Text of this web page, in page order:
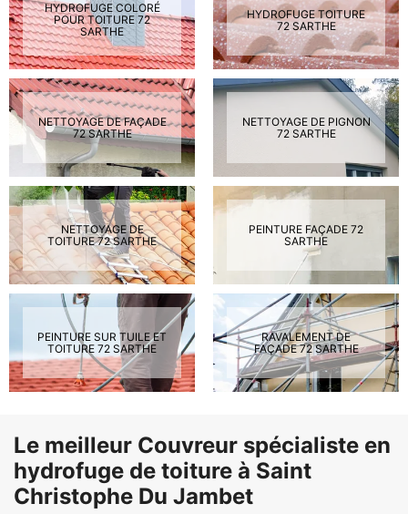
HYDROFUGE COLORÉ
POUR TOITURE 72
SARTHE
HYDROFUGE TOITURE
72 SARTHE
NETTOYAGE DE FAÇADE
72 SARTHE
NETTOYAGE DE PIGNON
72 SARTHE
NETTOYAGE DE
TOITURE 72 SARTHE
PEINTURE FAÇADE 72
SARTHE
PEINTURE SUR TUILE ET
TOITURE 72 SARTHE
RAVALEMENT DE
FAÇADE 72 SARTHE
Le meilleur Couvreur spécialiste en
hydrofuge de toiture à Saint
Christophe Du Jambet